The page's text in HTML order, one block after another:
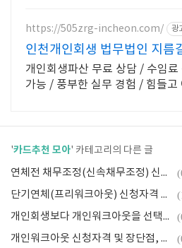
https://505zrg-incheon.com/ 광
인천개인회생 법무법인 지름
리적인 수임료
개인회생파산 무료 상담 / 수임료
가능 / 풍부한 실무 경험 / 힘들고
'카드추천 모아' 카테고리의 다른 글
연체전 채무조정(신속채무조정) 신청자격과 신청방법 총정리
단기연체(프리워크아웃) 신청자격 대상과 신청방법
개인회생보다 개인워크아웃을 선택하는 이유 BEST5
개인워크아웃 신청자격 및 장단점, 신청방법 총정리